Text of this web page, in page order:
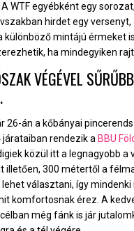
WTF egyébként egy
hirdet egy
különböző mintájú érmeket is
ha mindegyiken
VÉGÉVEL
26-án a kőbányai
járataiban rendezik a BBU
közül itt a legnagyobb a
illetően, 300 métertől a
lehet választani, így
komfortosnak érez. A
célban még fánk is jár